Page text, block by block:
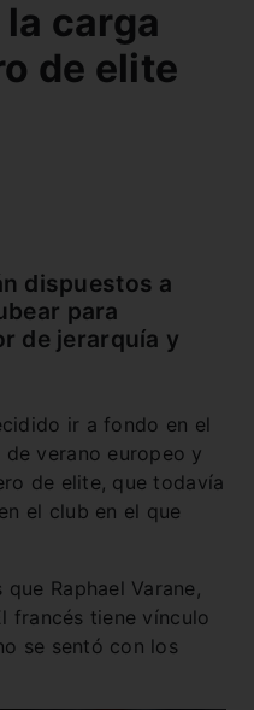
carga
de elite
dispuestos a
para
de jerarquía y
ir a fondo en el
verano europeo y
de elite, que todavía
el club en el que
Raphael Varane,
francés tiene vínculo
se sentó con los